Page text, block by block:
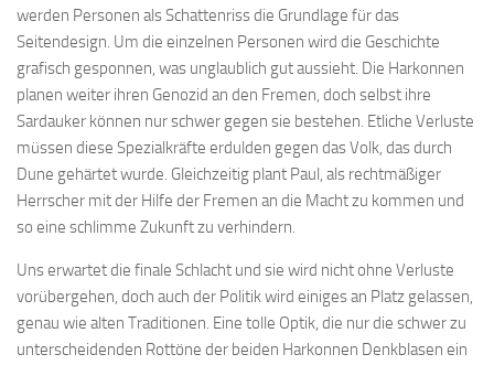
werden Personen als Schattenriss die Grundlage für das
Seitendesign. Um die einzelnen Personen wird die Geschichte
grafisch gesponnen, was unglaublich gut aussieht. Die Harkonnen
planen weiter ihren Genozid an den Fremen, doch selbst ihre
Sardauker können nur schwer gegen sie bestehen. Etliche Verluste
müssen diese Spezialkräfte erdulden gegen das Volk, das durch
Dune gehärtet wurde. Gleichzeitig plant Paul, als rechtmäßiger
Herrscher mit der Hilfe der Fremen an die Macht zu kommen und
so eine schlimme Zukunft zu verhindern.
Uns erwartet die finale Schlacht und sie wird nicht ohne Verluste
vorübergehen, doch auch der Politik wird einiges an Platz gelassen,
genau wie alten Traditionen. Eine tolle Optik, die nur die schwer zu
unterscheidenden Rottöne der beiden Harkonnen Denkblasen ein